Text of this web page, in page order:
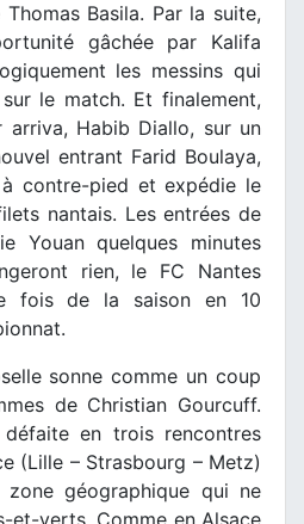
Thomas Basila. Par la suite,
gâchée par Kalifa
les messins qui
le match. Et finalement,
Habib Diallo, sur un
entrant Farid Boulaya,
contre-pied et expédie le
nantais. Les entrées de
Youan quelques minutes
rien, le FC Nantes
fois de la saison en 10
sonne comme un coup
de Christian Gourcuff.
en trois rencontres
(Lille – Strasbourg – Metz)
géographique qui ne